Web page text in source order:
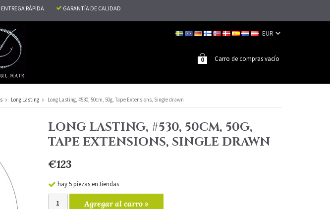
ENTREGA RÁPIDA GARANTÍA DE CALIDAD
Carro de compras vacío
0
Long Lasting Long Lasting, #530, 50cm, 50g, Tape Extensions, Single drawn
LONG LASTING, #530, 50CM, 50G,
TAPE EXTENSIONS, SINGLE DRAWN
€123
hay 5 piezas en tiendas
Agregar al carro »